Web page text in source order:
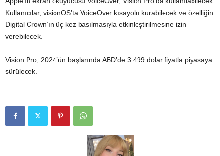
Kullanıcılar, visionOS’ta VoiceOver kısayolu kurabilecek ve özelliğin
Digital Crown’ın üç kez basılmasıyla etkinleştirilmesine izin
verebilecek.
Vision Pro, 2024’ün başlarında ABD’de 3.499 dolar fiyatla piyasaya
sürülecek.